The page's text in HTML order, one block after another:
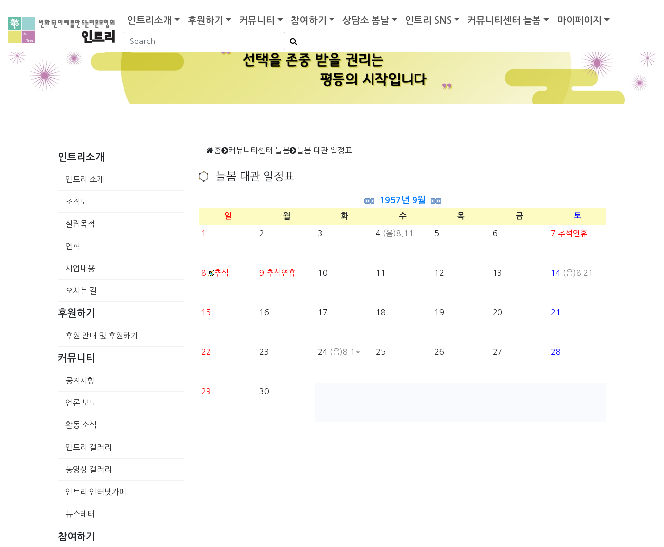
인트리소개 후원하기 커뮤니티 참여하기 상담소 봄날 인트리 SNS 커뮤니티센터 늘봄 마이페이지
인트리소개
인트리 소개
조직도
설립목적
연혁
사업내용
오시는 길
후원하기
후원 안내 및 후원하기
커뮤니티
공지사항
언론 보도
활동 소식
인트리 갤러리
동영상 갤러리
인트리 인터넷카페
뉴스레터
참여하기
홈 커뮤니티센터 늘봄 늘봄 대관 일정표
늘봄 대관 일정표
1957년 9월
일 월 화 수 목 금 토
1 2 3 4 (음)8.11 5 6 7 추석연휴
8 추석 9 추석연휴 10 11 12 13 14 (음)8.21
15 16 17 18 19 20 21
22 23 24 (음)8.1* 25 26 27 28
29 30